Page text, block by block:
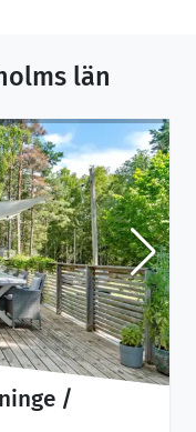
län
/